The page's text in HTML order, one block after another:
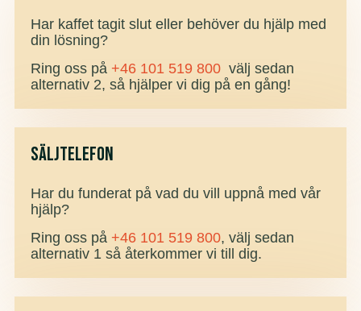
Har kaffet tagit slut eller behöver du hjälp med
din lösning?
Ring oss på +46 101 519 800 välj sedan
alternativ 2, så hjälper vi dig på en gång!
säljtelefon
Har du funderat på vad du vill uppnå med vår
hjälp?
Ring oss på +46 101 519 800, välj sedan
alternativ 1 så återkommer vi till dig.